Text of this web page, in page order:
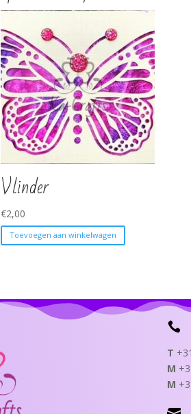
Vlinder
€2,00
Toevoegen aan winkelwagen

T
M
M